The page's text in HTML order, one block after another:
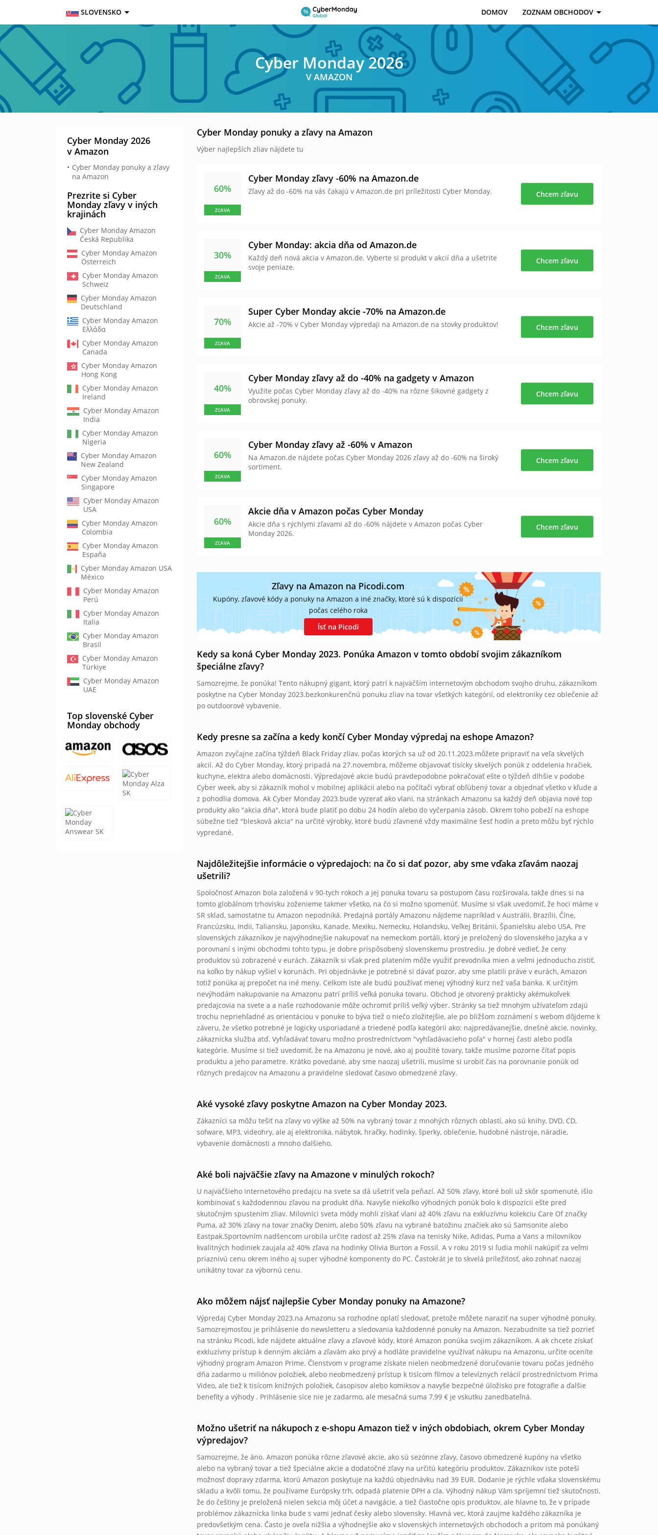
DOMOV ZOZNAM OBCHODOV
SLOVENSKO
Cyber Monday 2026
V AMAZON
Cyber Monday ponuky a zľavy na Amazon
Výber najlepších zliav nájdete tu
60%
ZĽAVA
Cyber Monday zľavy -60% na Amazon.de
Zľavy až do -60% na vás čakajú v Amazon.de pri príležitosti Cyber Monday. Chcem zľavu
30%
ZĽAVA
Cyber Monday: akcia dňa od Amazon.de
Každý deň nová akcia v Amazon.de. Vyberte si produkt v akcií dňa a ušetrite
svoje peniaze.
Chcem zľavu
70%
ZĽAVA
Super Cyber Monday akcie -70% na Amazon.de
Akcie až -70% v Cyber Monday výpredaji na Amazon.de na stovky produktov! Chcem zľavu
40%
ZĽAVA
Cyber Monday zľavy až do -40% na gadgety v Amazon
Využite počas Cyber Monday zľavy až do -40% na rôzne šikovné gadgety z
obrovskej ponuky.
Chcem zľavu
60%
ZĽAVA
Cyber Monday zľavy až -60% v Amazon
Na Amazon.de nájdete počas Cyber Monday 2026 zľavy až do -60% na široký
sortiment.
Chcem zľavu
60%
ZĽAVA
Akcie dňa v Amazon počas Cyber Monday
Akcie dňa s rýchlymi zľavami až do -60% nájdete v Amazon počas Cyber
Monday 2026.
Chcem zľavu
Zľavy na Amazon na Picodi.com
Kupóny, zľavové kódy a ponuky na Amazon a iné značky, ktoré sú k dispozícii
počas celého roka
Ísť na Picodi
Kedy sa koná Cyber ​​Monday 2023. Ponúka Amazon v tomto období svojim zákazníkom
špeciálne zľavy?
Samozrejme, že ponúka! Tento nákupný gigant, ktorý patrí k najväčším internetovým obchodom svojho druhu, zákazníkom
poskytne na Cyber ​​Monday 2023.bezkonkurenčnú ponuku zliav na tovar všetkých kategórií, od elektroniky cez oblečenie až
po outdoorové vybavenie.
Kedy presne sa začína a kedy končí Cyber ​​Monday výpredaj na eshope Amazon?
Amazon zvyčajne začína týždeň Black Friday zliav, počas ktorých sa už od 20.11.2023.môžete pripraviť na veľa skvelých
akcií. Až do Cyber ​​Monday, ktorý pripadá na 27.novembra, môžeme objavovať tisícky skvelých ponúk z oddelenia hračiek,
kuchyne, elektra alebo domácnosti. Výpredajové akcie budú pravdepodobne pokračovať ešte o týždeň dlhšie v podobe
Cyber ​​week, aby si zákazník mohol v mobilnej aplikácii alebo na počítači vybrať obľúbený tovar a objednať všetko v kľude a
z pohodlia domova. Ak Cyber ​​Monday 2023.bude vyzerať ako vlani, na stránkach Amazonu sa každý deň objavia nové top
produkty ako "akcia dňa", ktorá bude platiť po dobu 24 hodín alebo do vyčerpania zásob. Okrem toho pobeží na eshope
súbežne tiež "blesková akcia" na určité výrobky, ktoré budú zľavnené vždy maximálne šesť hodín a preto môžu byť rýchlo
vypredané.
Najdôležitejšie informácie o výpredajoch: na čo si dať pozor, aby sme vďaka zľavám naozaj
ušetrili?
Spoločnosť Amazon bola založená v 90-tych rokoch a jej ponuka tovaru sa postupom času rozširovala, takže dnes si na
tomto globálnom trhovisku zoženieme takmer všetko, na čo si možno spomenúť. Musíme si však uvedomiť, že hoci máme v
SR sklad, samostatne tu Amazon nepodniká. Predajná portály Amazonu nájdeme napríklad v Austrálii, Brazílii, Číne,
Francúzsku, Indii, Taliansku, Japonsku, Kanade, Mexiku, Nemecku, Holandsku, Veľkej Británii, Španielsku alebo USA. Pre
slovenských zákazníkov je najvýhodnejšie nakupovať na nemeckom portáli, ktorý je preložený do slovenského jazyka a v
porovnaní s inými obchodmi tohto typu, je dobre prispôsobený slovenskemu prostrediu. Je dobré vedieť, že ceny
produktov sú zobrazené v eurách. Zákazník si však pred platením môže využiť prevodníka mien a veľmi jednoducho zistiť,
na koľko by nákup vyšiel v korunách. Pri objednávke je potrebné si dávať pozor, aby sme platili práve v eurách, Amazon
totiž ponúka aj prepočet na iné meny. Celkom iste ale budú používať menej výhodný kurz než vaša banka. K určitým
nevýhodám nakupovanie na Amazonu patrí príliš veľká ponuka tovaru. Obchod je otvorený prakticky akémukoľvek
predajcovia na svete a a naše rozhodovanie môže ochromiť príliš veľký výber. Stránky sa tiež mnohým užívateľom zdajú
trochu nepriehľadné as orientáciou v ponuke to býva tiež o niečo zložitejšie, ale po bližšom zoznámení s webom dôjdeme k
záveru, že všetko potrebné je logicky usporiadané a triedené podľa kategórii ako: najpredávanejšie, dnešné akcie, novinky,
zákaznícka služba atď. Vyhľadávať tovaru možno prostredníctvom "vyhľadávacieho poľa" v hornej časti alebo podľa
kategórie. Musíme si tiež uvedomiť, že na Amazonu je nové, ako aj použité tovary, takže musíme pozorne čítať popis
produktu a jeho parametre. Krátko povedané, aby sme naozaj ušetrili, musíme si urobiť čas na porovnanie ponúk od
rôznych predajcov na Amazonu a pravidelne sledovať časovo obmedzené zľavy.
Aké vysoké zľavy poskytne Amazon na Cyber ​​Monday 2023.
Zákazníci sa môžu tešiť na zľavy vo výške až 50% na vybraný tovar z mnohých rôznych oblastí, ako sú knihy, DVD, CD,
sofware, MP3, videohry, ale aj elektronika, nábytok, hračky, hodinky, šperky, oblečenie, hudobné nástroje, náradie,
vybavenie domácnosti a mnoho ďalšieho.
Aké boli najväčšie zľavy na Amazone v minulých rokoch?
U najväčšieho internetového predajcu na svete sa dá ušetriť veľa peňazí. Až 50% zľavy, ktoré boli už skôr spomenuté, išlo
kombinovať s každodennou zľavou na produkt dňa. Navyše niekoľko výhodných ponúk bolo k dispozícii ešte pred
skutočným spustením zliav. Milovníci sveta módy mohli získať vlani až 40% zľavu na exkluzívnu kolekciu Care Of značky
Puma, až 30% zľavy na tovar značky Denim, alebo 50% zľavu na vybrané batožinu značiek ako sú Samsonite alebo
Eastpak.Sportovním nadšencom urobila určite radosť až 25% zľava na tenisky Nike, Adidas, Puma a Vans a milovníkov
kvalitných hodiniek zaujala až 40% zľava na hodinky Olivia Burton a Fossil. A v roku 2019 si ľudia mohli nakúpiť za veľmi
priaznivú cenu okrem iného aj super výhodné komponenty do PC. Častokrát je to skvelá príležitosť, ako zohnať naozaj
unikátny tovar za výbornú cenu.
Ako môžem nájsť najlepšie Cyber ​​Monday ponuky na Amazone?
Výpredaj Cyber ​​Monday 2023.na Amazonu sa rozhodne oplatí sledovať, pretože môžete naraziť na super výhodné ponuky.
Samozrejmosťou je prihlásenie do newsletteru a sledovania každodenné ponuky na Amazon. Nezabudnite sa tiež pozrieť
na stránku Picodi, kde nájdete aktuálne zľavy a zľavové kódy, ktoré Amazon ponúka svojim zákazníkom. A ak chcete získať
exkluzívny prístup k denným akciám a zľavám ako prvý a hodláte pravidelne využívať nákupu na Amazonu, určite oceníte
výhodný program Amazon Prime. Členstvom v programe získate nielen neobmedzené doručovanie tovaru počas jedného
dňa zadarmo u miliónov položiek, alebo neobmedzený prístup k tisícom filmov a televíznych relácií prostredníctvom Prima
Video, ale tiež k tisícom knižných položiek, časopisov alebo komiksov a navyše bezpečné úložisko pre fotografie a ďalšie
benefity a výhody . Prihlásenie síce nie je zadarmo, ale mesačná suma 7,99 € je vskutku zanedbateľná.
Možno ušetriť na nákupoch z e-shopu Amazon tiež v iných obdobiach, okrem Cyber ​​Monday
výpredajov?
Samozrejme, že áno. Amazon ponúka rôzne zľavové akcie, ako sú sezónne zľavy, časovo obmedzené kupóny na všetko
alebo na vybraný tovar a tiež špeciálne akcie a dodatočné zľavy na určitú kategóriu produktov. Zákazníkov iste poteší
možnosť dopravy zdarma, ktorú Amazon poskytuje na každú objednávku nad 39 EUR. Dodanie je rýchle vďaka slovenskému
skladu a kvôli tomu, že používame Európsky trh, odpadá platenie DPH a cla. Výhodný nákup Vám spríjemní tiež skutočnosti,
že do češtiny je preložená nielen sekcia môj účet a navigácie, a tiež čiastočne opis produktov, ale hlavne to, že v prípade
problémov zákaznícka linka bude s vami jednať česky alebo slovensky. Hlavná vec, ktorá zaujme každého zákazníka je
predovšetkým cena. Často je oveľa nižšia a výhodnejšie ako v slovenských internetových obchodoch a pritom má ponúkaný
Cyber Monday 2026
v Amazon
Cyber Monday ponuky a zľavy
na Amazon
Prezrite si Cyber
Monday zľavy v iných
krajinách
Cyber Monday Amazon
Česká Republika
Cyber Monday Amazon
Österreich
Cyber Monday Amazon
Schweiz
Cyber Monday Amazon
Deutschland
Cyber Monday Amazon
Ελλάδα
Cyber Monday Amazon
Canada
Cyber Monday Amazon
Hong Kong
Cyber Monday Amazon
Ireland
Cyber Monday Amazon
India
Cyber Monday Amazon
Nigeria
Cyber Monday Amazon
New Zealand
Cyber Monday Amazon
Singapore
Cyber Monday Amazon
USA
Cyber Monday Amazon
Colombia
Cyber Monday Amazon
España
Cyber Monday Amazon USA
México
Cyber Monday Amazon
Perú
Cyber Monday Amazon
Italia
Cyber Monday Amazon
Brasil
Cyber Monday Amazon
Türkiye
Cyber Monday Amazon
UAE
Top slovenské Cyber
Monday obchody